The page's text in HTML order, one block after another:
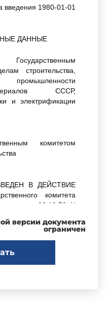
введения 1980-01-01
ДАННЫЕ
строительства,
СССР,
и электрификации
комитетом
В ДЕЙСТВИЕ
комитета
от 22.12.78 N
НОРМАТИВНО-
версии документа
ограничен